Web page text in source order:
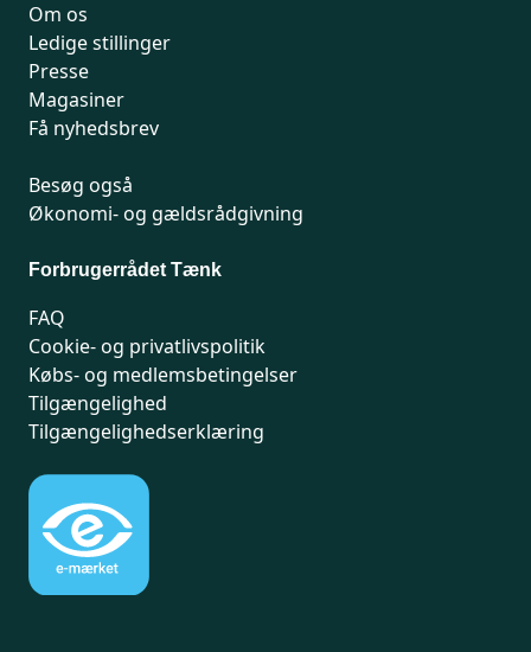
Om os
Ledige stillinger
Presse
Magasiner
Få nyhedsbrev
Besøg også
Økonomi- og gældsrådgivning
Forbrugerrådet Tænk
FAQ
Cookie- og privatlivspolitik
Købs- og medlemsbetingelser
Tilgængelighed
Tilgængelighedserklæring